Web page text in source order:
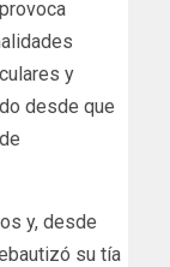
y
desde que
y, desde
su tía